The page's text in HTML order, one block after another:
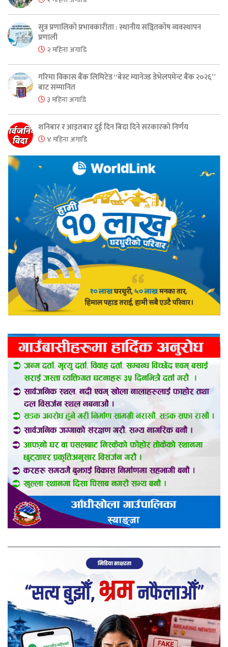
सुत्र प्रणालिको प्रभावकारीता : स्थानीय सञ्चितकोष व्यवस्थापन
प्रणाली
२ महिना अगाडि
गरिमा विकास बैंक लिमिटेड “बेस्ट म्यानेज्ड डेभेलपमेन्ट बैंक २०२६”
बाट सम्मानित
३ महिना अगाडि
शनिबार र आइतबार दुई दिन बिदा दिने सरकारको निर्णय
४ महिना अगाडि